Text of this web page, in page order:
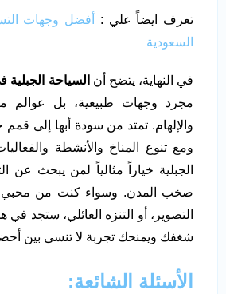
تعرف ايضاً علي :
أفضل وجهات
السعودية
في النهاية، يتضح أن السياحة
مجرد وجهات طبيعية، بل عوالم
والإلهام. تمتد من سودة أبها إلى
ومع تنوع المناخ والأنشطة
الجبلية خياراً مثالياً لمن يبحث عن
صخب المدن. وسواء كنت من محبي
التصوير، أو التنزه العائلي، ستجد في
شغفك ويمنحك تجربة لا تنسى بين
الأسئلة الشائعة: